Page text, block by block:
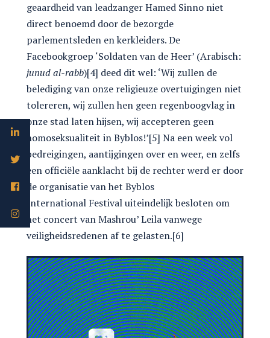
geaardheid van leadzanger Hamed Sinno niet
direct benoemd door de bezorgde
parlementsleden en kerkleiders. De
Facebookgroep ‘Soldaten van de Heer’ (Arabisch:
junud al-rabb)[4] deed dit wel: ‘Wij zullen de
belediging van onze religieuze overtuigingen niet
tolereren, wij zullen hen geen regenboogvlag in
onze stad laten hijsen, wij accepteren geen
homoseksualiteit in Byblos!’[5] Na een week vol
bedreigingen, aantijgingen over en weer, en zelfs
een officiële aanklacht bij de rechter werd er door
de organisatie van het Byblos
International Festival uiteindelijk besloten om
het concert van Mashrou’ Leila vanwege
veiligheidsredenen af te gelasten.[6]